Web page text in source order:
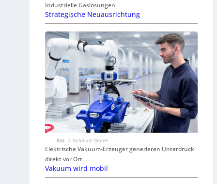
Industrielle Gaslösungen
Strategische Neuausrichtung
Bild: J. Schmalz GmbH
Elektrische Vakuum-Erzeuger generieren Unterdruck
direkt vor Ort
Vakuum wird mobil